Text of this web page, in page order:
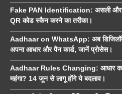
Fake PAN Identification: असली और
QR कोड स्कैन करने का तरीका।
Aadhaar on WhatsApp: अब
अपना आधार और पैन कार्ड, जानें प्रोसेस।
Aadhaar Rules Changing: आधार
महंगा? 14 जून से लागू होंगे ये बदलाव।